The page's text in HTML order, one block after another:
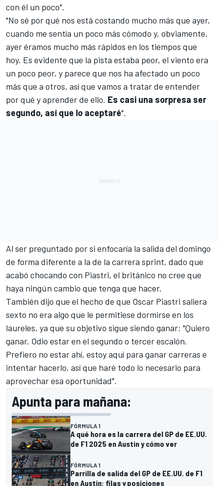
con él un poco".
"No sé por qué nos está costando mucho más que ayer,
cuando me sentía un poco más cómodo y, obviamente,
ayer éramos mucho más rápidos en los tiempos que
hoy. Es evidente que la pista estaba peor, el viento era
un poco peor, y parece que nos ha afectado un poco
más que a otros, así que vamos a tratar de entender
por qué y aprender de ello. Es casi una sorpresa ser
segundo, así que lo aceptaré".
Al ser preguntado por si enfocaría la salida del domingo
de forma diferente a la de la carrera sprint, dado que
acabó chocando con Piastri, el británico no cree que
haya ningún cambio que tenga que hacer.
También dijo que el hecho de que Oscar Piastri saliera
sexto no era algo que le permitiese dormirse en los
laureles, ya que su objetivo sigue siendo ganar: "Quiero
ganar. Odio estar en el segundo o tercer escalón.
Prefiero no estar ahí, estoy aquí para ganar carreras e
intentar hacerlo, así que haré todo lo necesario para
aprovechar esa oportunidad".
Apunta para mañana:
FÓRMULA 1
A qué hora es la carrera del GP de EE.UU.
de F1 2025 en Austin y cómo ver
FÓRMULA 1
Parrilla de salida del GP de EE.UU. de F1
en Austin: filas y posiciones